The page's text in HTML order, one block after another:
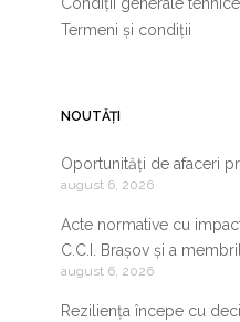
Termeni și condiții
NOUTĂȚI
Oportunități de afaceri
august 6, 2026
Acte normative cu
C.C.I. Brașov și a
29.07.2026-05.08.2026
august 6, 2026
Reziliența începe cu